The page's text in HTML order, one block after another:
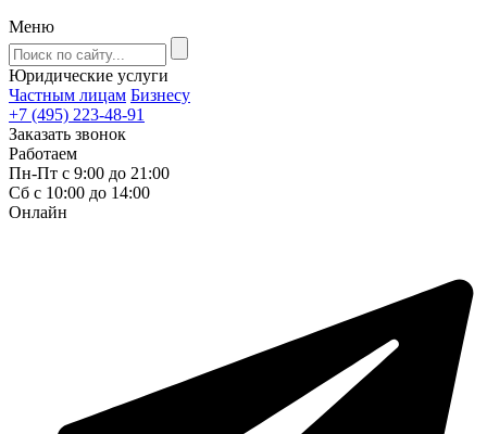
Меню
Юридические услуги
Частным лицам Бизнесу
+7 (495) 223-48-91
Заказать звонок
Работаем
Пн-Пт с 9:00 до 21:00
Сб с 10:00 до 14:00
Онлайн